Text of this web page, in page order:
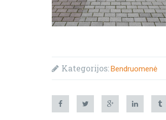
Kategorijos:Bendruomenė